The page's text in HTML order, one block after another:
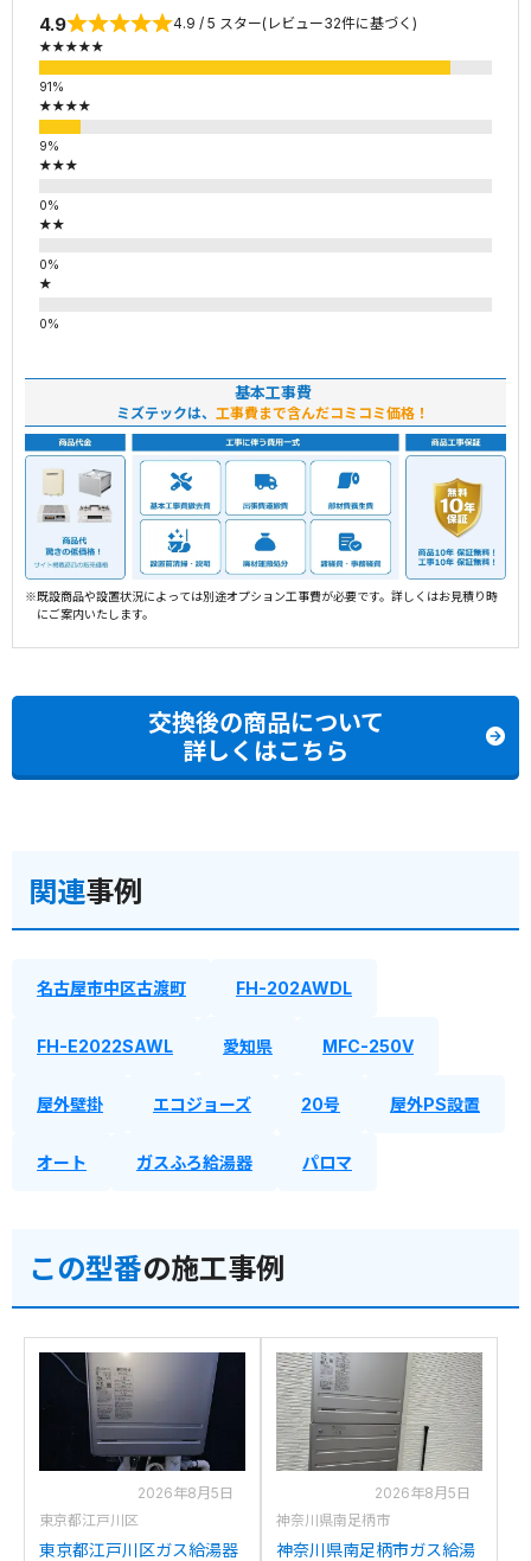
4.9 4.9 / 5 スター(レビュー32件に基づく)
★★★★★
★★★★
★★★
★★
★
基本工事費
ミズテックは、 工事費まで含んだコミコミ価格！
※既設商品や設置状況によっては別途オプション工事費が必要です。詳しくはお見積り時
にご案内いたします。
交換後の商品について
詳しくはこちら
関連事例
名古屋市中区古渡町 FH-202AWDL
FH-E2022SAWL 愛知県 MFC-250V
屋外壁掛 エコジョーズ 20号 屋外PS設置
オート ガスふろ給湯器 パロマ
この型番の施工事例
2026年8月5日
東京都江戸川区
東京都江戸川区ガス給湯器
2026年8月5日
神奈川県南足柄市
神奈川県南足柄市ガス給湯